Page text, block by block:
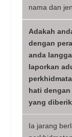
nama dan
Adakah
dengan
anda
laporkan
hati
yang
Ia jarang